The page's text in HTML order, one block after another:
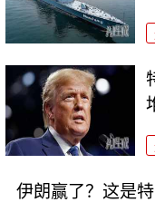
伊朗赢了？这是